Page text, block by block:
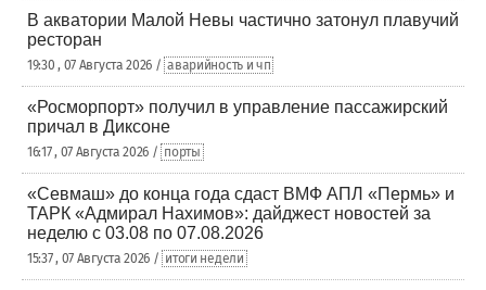
В акватории Малой Невы частично затонул плавучий
ресторан
19:30 , 07 Августа 2026 / аварийность и чп
«Росморпорт» получил в управление пассажирский
причал в Диксоне
16:17 , 07 Августа 2026 / порты
«Севмаш» до конца года сдаст ВМФ АПЛ «Пермь» и
ТАРК «Адмирал Нахимов»: дайджест новостей за
неделю с 03.08 по 07.08.2026
15:37 , 07 Августа 2026 / итоги недели